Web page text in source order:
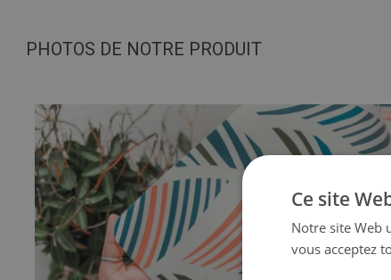
PHOTOS DE NOTRE PRODUIT
Ce site
Notre site Web
vous acceptez